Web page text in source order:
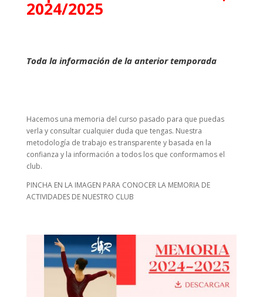
2024/2025
Toda la información de la anterior temporada
Hacemos una memoria del curso pasado para que puedas
verla y consultar cualquier duda que tengas. Nuestra
metodología de trabajo es transparente y basada en la
confianza y la información a todos los que conformamos el
club.
PINCHA EN LA IMAGEN PARA CONOCER LA MEMORIA DE
ACTIVIDADES DE NUESTRO CLUB